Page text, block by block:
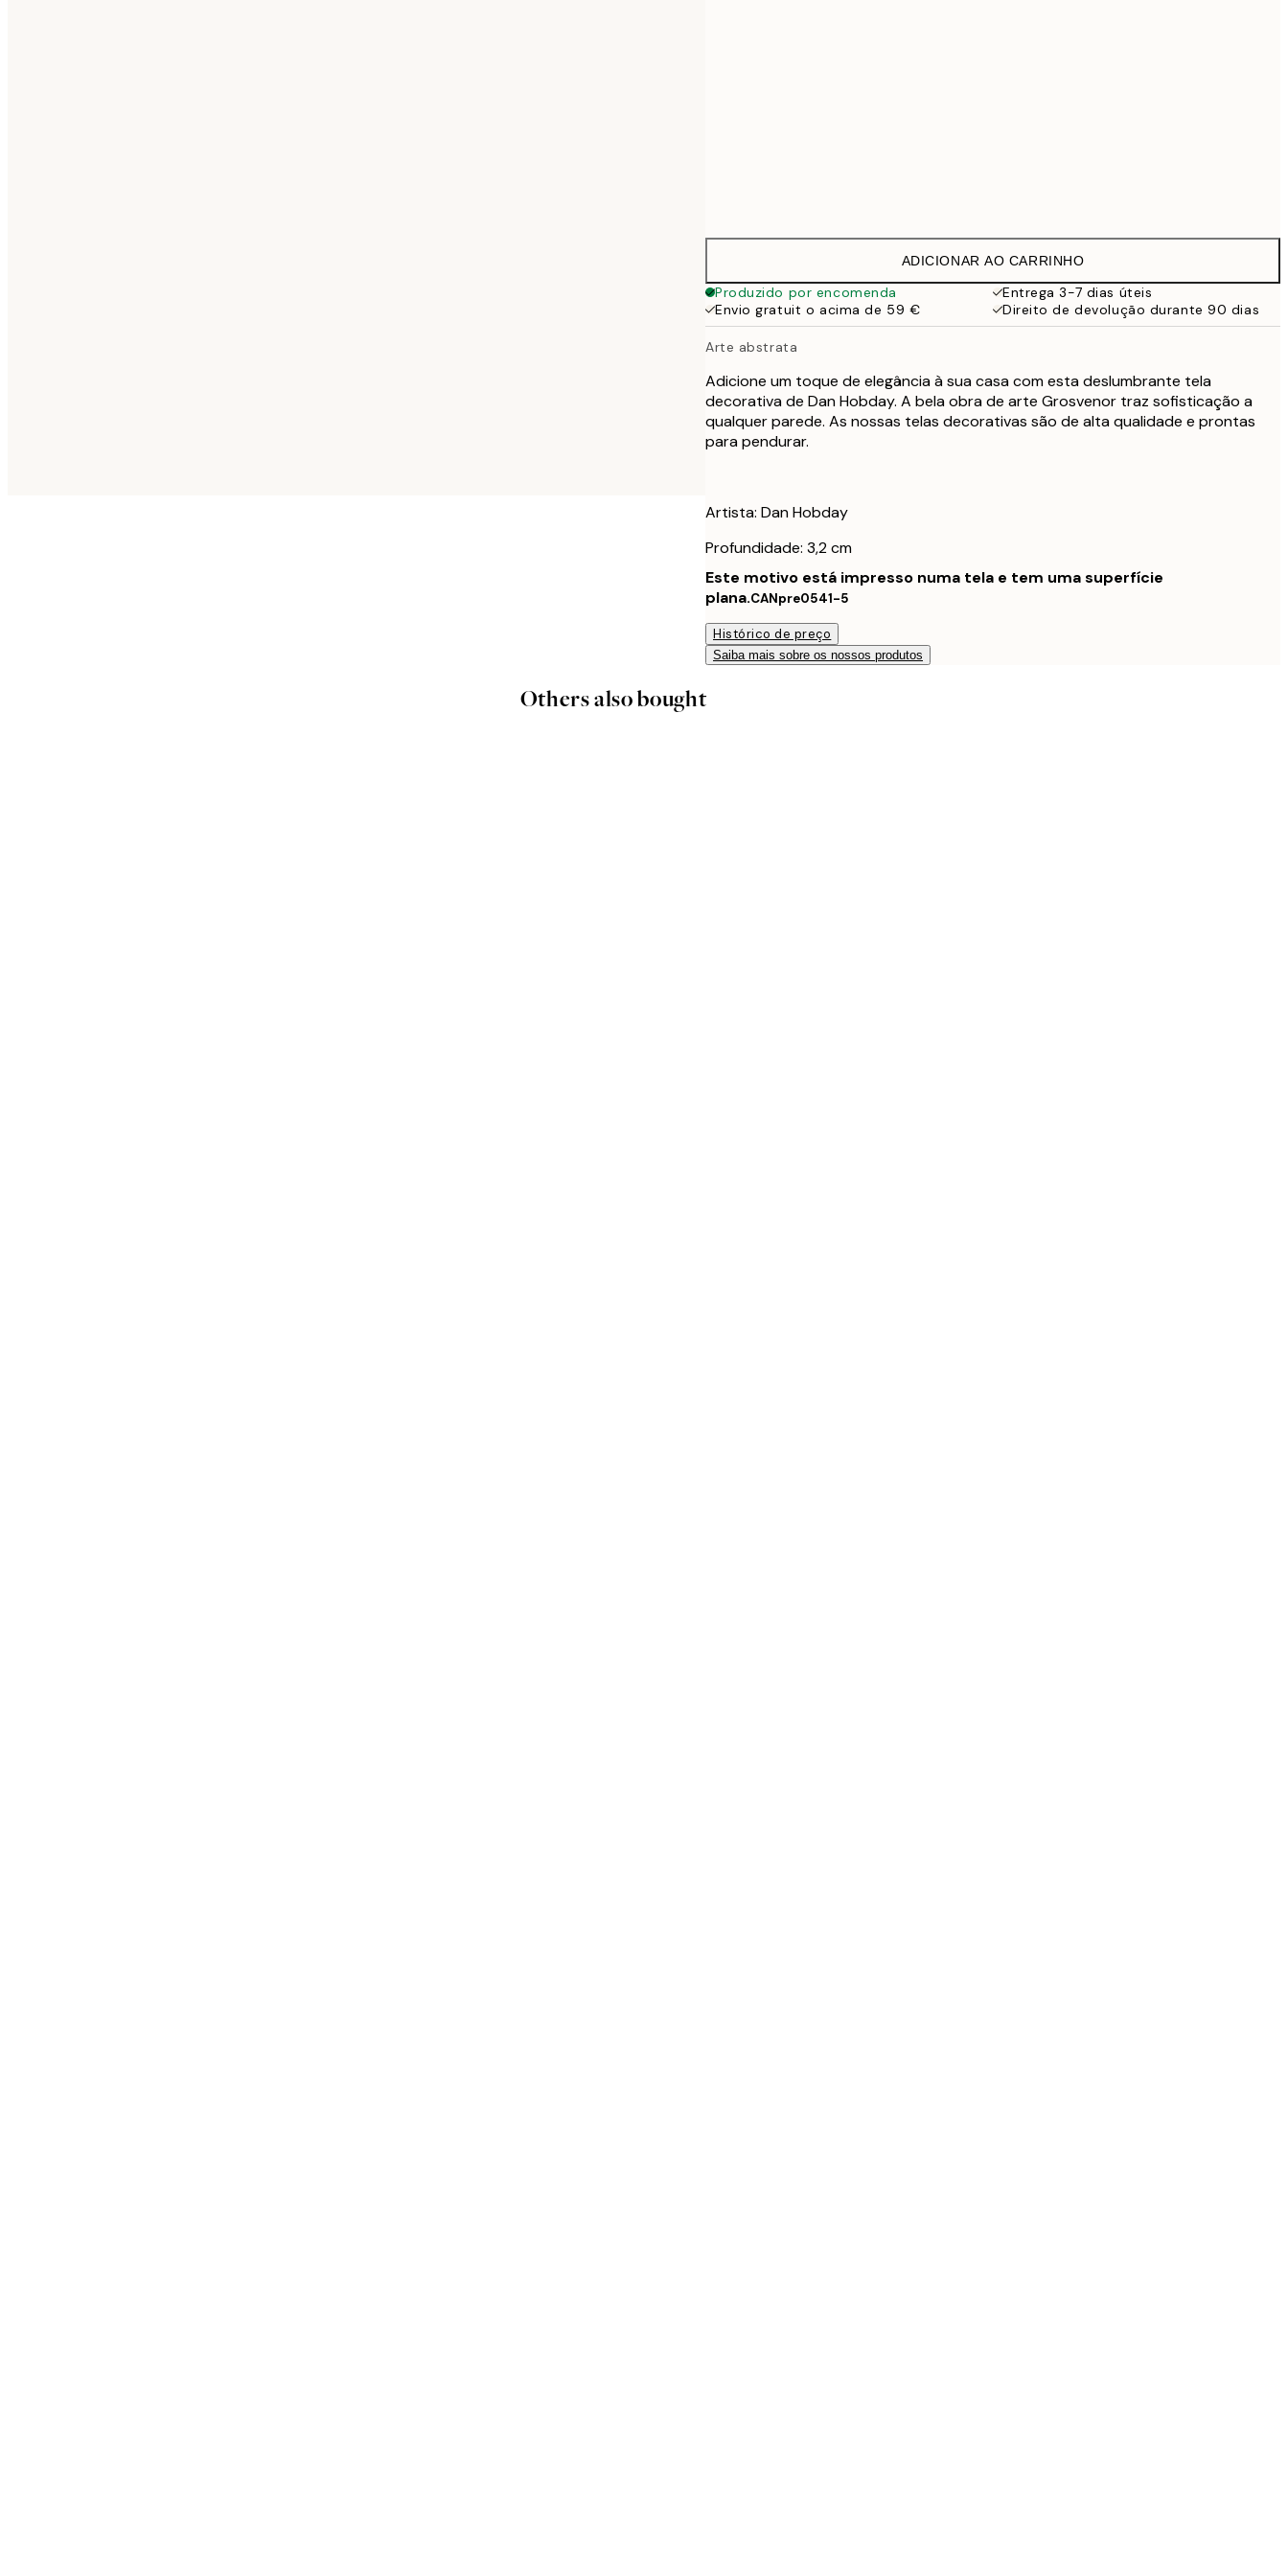
ADICIONAR AO CARRINHO
Produzido por encomenda
Entrega 3-7 dias úteis
Envio gratuit o acima de 59 €
Direito de devolução durante 90 dias
Arte abstrata
Adicione um toque de elegância à sua casa com esta deslumbrante tela
decorativa de Dan Hobday. A bela obra de arte Grosvenor traz sofisticação a
qualquer parede. As nossas telas decorativas são de alta qualidade e prontas
para pendurar.
Artista: Dan Hobday
Profundidade: 3,2 cm
Este motivo está impresso numa tela e tem uma superfície
plana.CANpre0541-5
Histórico de preço
Saiba mais sobre os nossos produtos
Others also bought